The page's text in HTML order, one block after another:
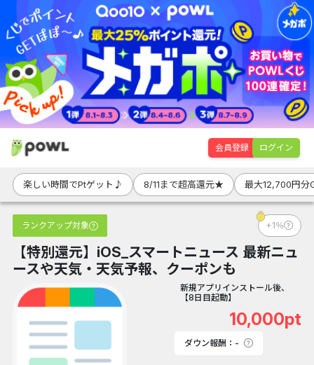
会員登録 ログイン
楽しい時間でPtゲット♪ 8/11まで超高還元★ 最大12,700円分
ランクアップ対象 +1％
【特別還元】iOS_スマートニュース 最新ニュ
ースや天気・天気予報、クーポンも
新規アプリインストール後、
【8日目起動】
10,000pt
ダウン報酬：-